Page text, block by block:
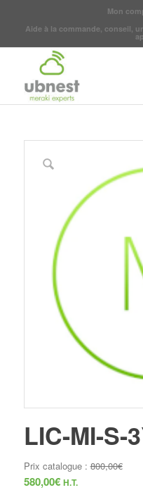
Mon
Aide à la commande, conseil,
LIC-MI-S-
Prix catalogue :800,00€
580,00€ H.T.